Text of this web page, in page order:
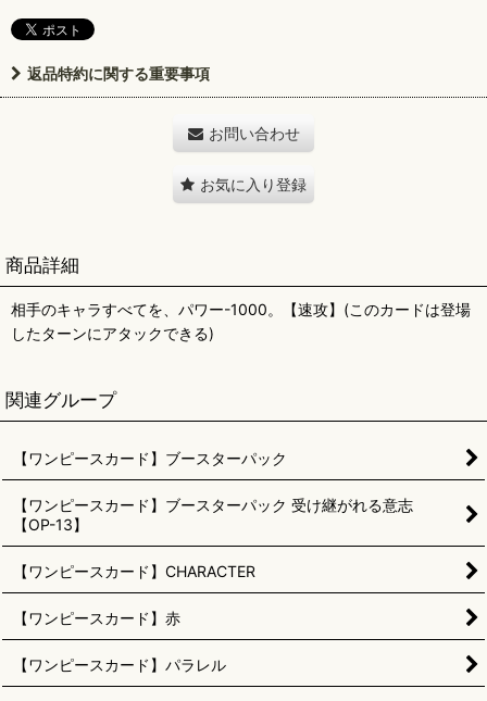
返品特約に関する重要事項
お問い合わせ
お気に入り登録
商品詳細
相手のキャラすべてを、パワー-1000。【速攻】(このカードは登場
したターンにアタックできる)
関連グループ
【ワンピースカード】ブースターパック
【ワンピースカード】ブースターパック 受け継がれる意志
【OP-13】
【ワンピースカード】CHARACTER
【ワンピースカード】赤
【ワンピースカード】パラレル